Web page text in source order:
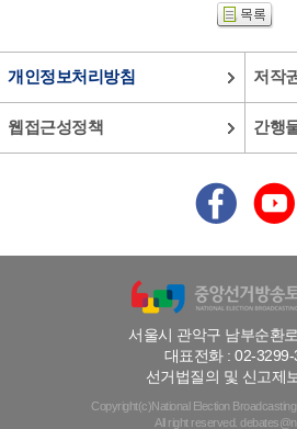
개인정보처리방침 저작
웹접근성정책 간행
서울시 관악구 남부순환
대표전화 : 02-
선거법질의 및 신고제
Copyright(c)National Election
All right reserved.